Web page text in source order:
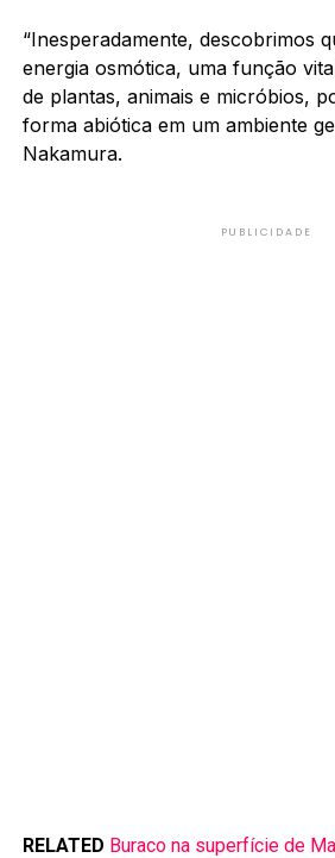
“Inesperadamente, descobrimos
energia osmótica, uma função
de plantas, animais e micróbios,
forma abiótica em um ambiente
Nakamura.
PUBLICIDADE
RELATED Buraco na superfície de